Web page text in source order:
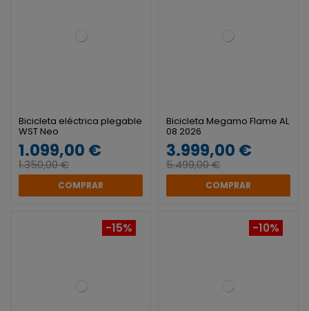
Bicicleta eléctrica plegable
WST Neo
1.099,00 €
1.350,00 €
COMPRAR
Bicicleta Megamo Flame AL
08 2026
3.999,00 €
5.499,00 €
COMPRAR
-15% -10%